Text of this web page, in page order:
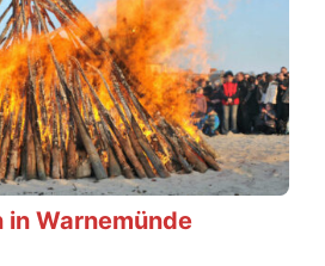
in Warnemünde